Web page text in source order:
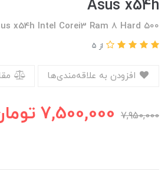
Asus x54h
x54h Intel Corei3 Ram 8 Hard 500
از 5
7,950,000
7,500,000